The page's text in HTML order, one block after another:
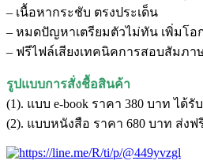
– เนื้อหากระชับ ตรงประเด็น
– หมดปัญหาเตรียมตัวไม่ทัน เพิ่มโอ
– ฟรีไฟล์เสียงเทคนิคการสอบสัมภ
รูปแบบการสั่งชื้อสินค้า
(1). แบบ e-book ราคา 380 บาท ได้รั
(2). แบบหนังสือ ราคา 680 บาท ส่งฟ